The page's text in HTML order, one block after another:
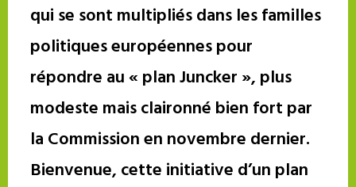
qui se sont multipliés dans les familles
politiques européennes pour
répondre au « plan Juncker », plus
modeste mais claironné bien fort par
la Commission en novembre dernier.
Bienvenue, cette initiative d’un plan